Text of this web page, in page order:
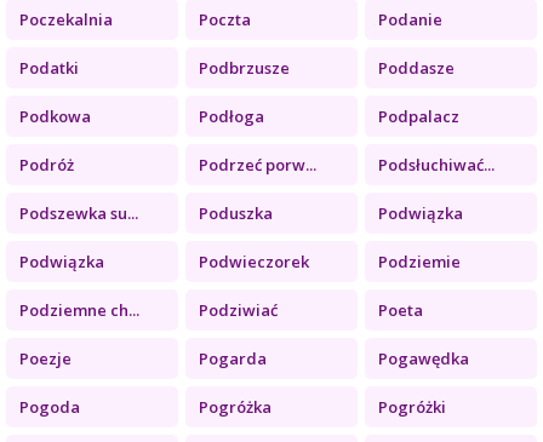
Poczekalnia Poczta Podanie
Podatki Podbrzusze Poddasze
Podkowa Podłoga Podpalacz
Podróż Podrzeć porw... Podsłuchiwać...
Podszewka su... Poduszka Podwiązka
Podwiązka Podwieczorek Podziemie
Podziemne ch... Podziwiać Poeta
Poezje Pogarda Pogawędka
Pogoda Pogróżka Pogróżki